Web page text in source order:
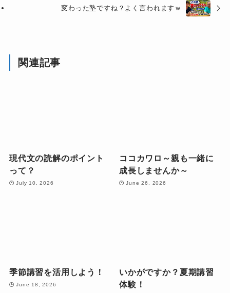
変わった塾ですね？よく言われますｗ
関連記事
現代文の読解のポイント
って？
July 10, 2026
ココカワロ～親も一緒に
成長しませんか～
June 26, 2026
季節講習を活用しよう！
June 18, 2026
いかがですか？夏期講習
体験！